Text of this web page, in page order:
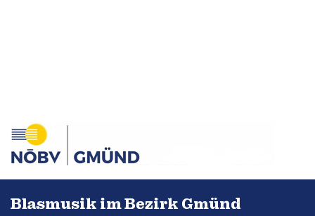
Blasmusik im Bezirk Gmünd